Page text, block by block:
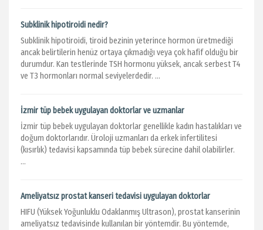
Subklinik hipotiroidi nedir?
Subklinik hipotiroidi, tiroid bezinin yeterince hormon üretmediği
ancak belirtilerin henüz ortaya çıkmadığı veya çok hafif olduğu bir
durumdur. Kan testlerinde TSH hormonu yüksek, ancak serbest T4
ve T3 hormonları normal seviyelerdedir. ...
İzmir tüp bebek uygulayan doktorlar ve uzmanlar
İzmir tüp bebek uygulayan doktorlar genellikle kadın hastalıkları ve
doğum doktorlarıdır. Üroloji uzmanları da erkek infertilitesi
(kısırlık) tedavisi kapsamında tüp bebek sürecine dahil olabilirler.
...
Ameliyatsız prostat kanseri tedavisi uygulayan doktorlar
HIFU (Yüksek Yoğunluklu Odaklanmış Ultrason), prostat kanserinin
ameliyatsız tedavisinde kullanılan bir yöntemdir. Bu yöntemde,